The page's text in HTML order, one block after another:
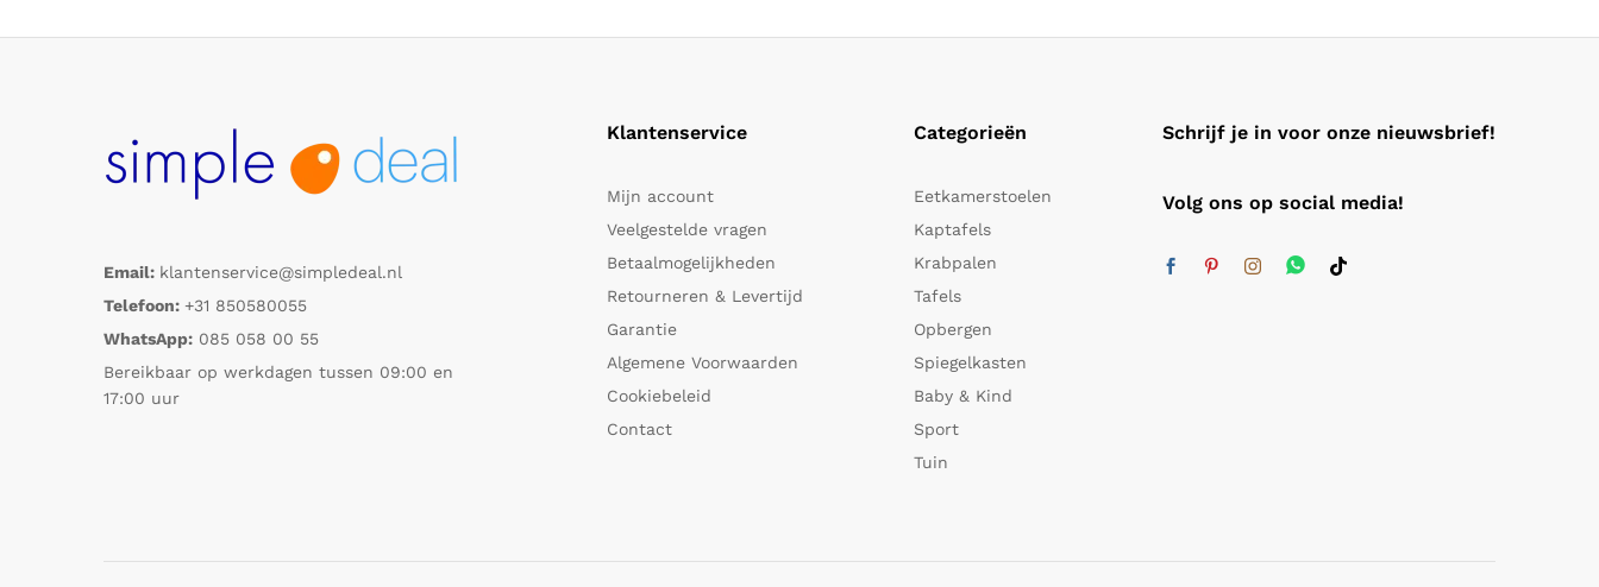
Email: klantenservice@simpledeal.nl
Telefoon: +31 850580055
WhatsApp: 085 058 00 55
Bereikbaar op werkdagen tussen 09:00 en
17:00 uur
Klantenservice
Mijn account
Veelgestelde vragen
Betaalmogelijkheden
Retourneren & Levertijd
Garantie
Algemene Voorwaarden
Cookiebeleid
Contact
Categorieën
Eetkamerstoelen
Kaptafels
Krabpalen
Tafels
Opbergen
Spiegelkasten
Baby & Kind
Sport
Tuin
Schrijf je in voor onze nieuwsbrief!
Volg ons op social media!